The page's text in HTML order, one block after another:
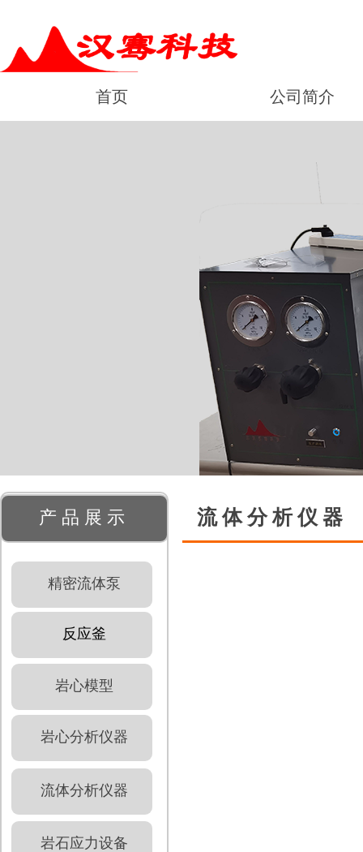
首页 公司简介
双击此处添加文字
产品展示 流体分析仪器
精密流体泵
反应釜
岩心模型
岩心分析仪器
流体分析仪器
岩石应力设备